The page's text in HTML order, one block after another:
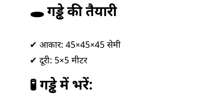
🕳️ गड्ढे की तैयारी
✔ आकार: 45×45×45 सेमी
✔ दूरी: 5×5 मीटर
🧪 गड्ढे में भरें: